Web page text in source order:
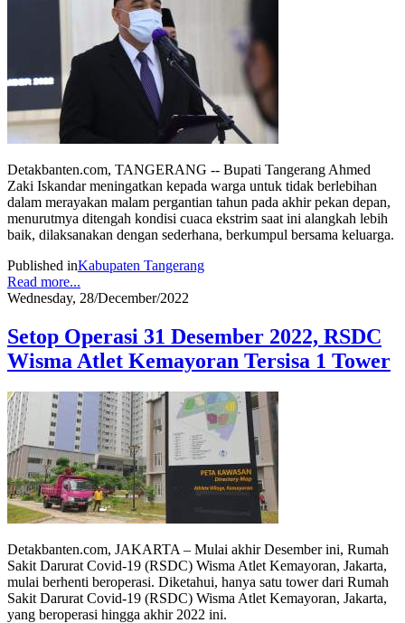
Detakbanten.com, TANGERANG -- Bupati Tangerang Ahmed
Zaki Iskandar meningatkan kepada warga untuk tidak berlebihan
dalam merayakan malam pergantian tahun pada akhir pekan depan,
menurutmya ditengah kondisi cuaca ekstrim saat ini alangkah lebih
baik, dilaksanakan dengan sederhana, berkumpul bersama keluarga.
Published inKabupaten Tangerang
Read more...
Wednesday, 28/December/2022
Setop Operasi 31 Desember 2022, RSDC
Wisma Atlet Kemayoran Tersisa 1 Tower
Detakbanten.com, JAKARTA – Mulai akhir Desember ini, Rumah
Sakit Darurat Covid-19 (RSDC) Wisma Atlet Kemayoran, Jakarta,
mulai berhenti beroperasi. Diketahui, hanya satu tower dari Rumah
Sakit Darurat Covid-19 (RSDC) Wisma Atlet Kemayoran, Jakarta,
yang beroperasi hingga akhir 2022 ini.